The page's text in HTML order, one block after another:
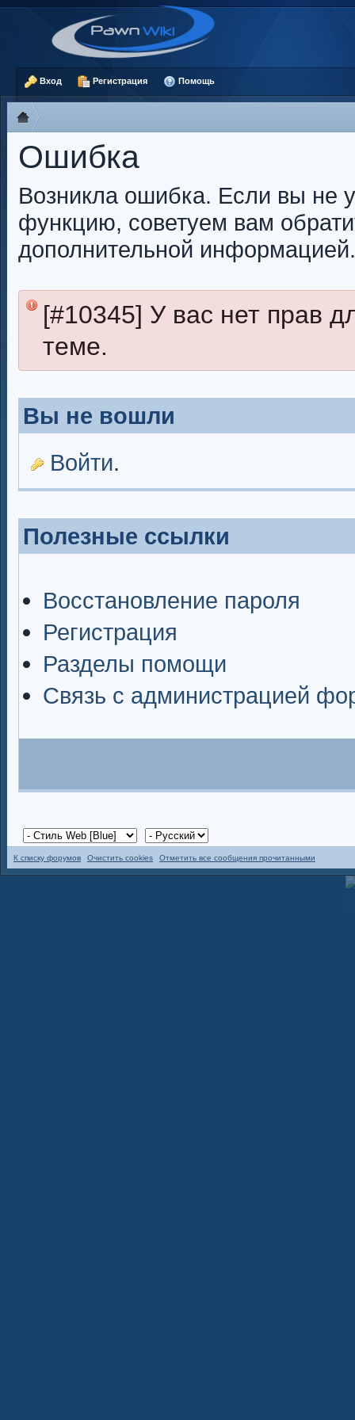
Вход Регистрация Помощь
Ошибка
Возникла ошибка. Если вы не
функцию, советуем вам
дополнительной информацией.
[#10345] У вас нет прав
теме.
Вы не вошли
Войти.
Полезные ссылки
Восстановление пароля
Регистрация
Разделы помощи
Связь с администрацией
К списку форумов Очистить cookies Отметить все сообщения прочитанными